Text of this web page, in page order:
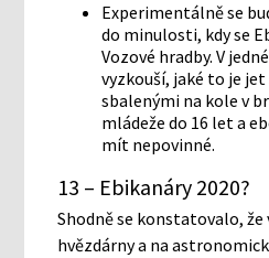
Experimentálně se
do minulosti, kdy se
Vozové hradby. V
vyzkouší, jaké to je jet
sbalenými na kole v
mládeže do 16 let a
mít nepovinné.
13 – Ebikanáry 2020?
Shodně se konstatovalo, že
hvězdárny a na